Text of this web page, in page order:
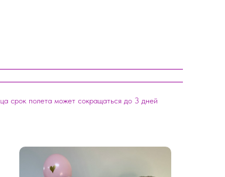
срок полета может сокращаться до 3 дней